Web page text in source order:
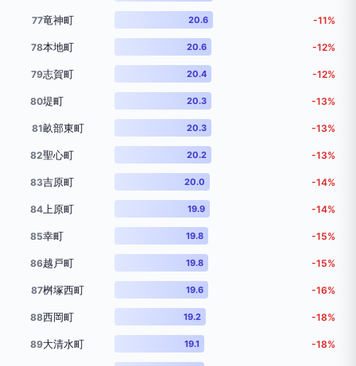
77竜神町 20.6 -11%
78本地町 20.6 -12%
79志賀町 20.4 -12%
80堤町 20.3 -13%
81畝部東町 20.3 -13%
82聖心町 20.2 -13%
83吉原町 20.0 -14%
84 上原町 19.9 -14%
85幸町 19.8 -15%
86越戸町 19.8 -15%
87桝塚西町 19.6 -16%
88西岡町 19.2 -18%
89大清水町 19.1 -18%